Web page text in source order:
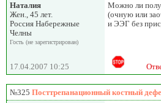
Наталия
Жен., 45 лет.
Россия Набережные
Челны
Гость (не зарегистрирован)
Можно ли
(очную или
и ЭЭГ без
17.04.2007 10:25
№325 Посттрепанационный костный